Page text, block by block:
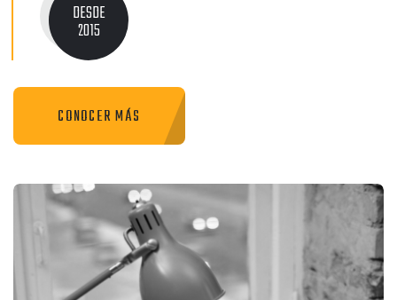
DESDE
2015
CONOCER MÁS